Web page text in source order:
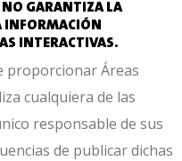
NO GARANTIZA LA
INFORMACIÓN
INTERACTIVAS.
proporcionar Áreas
cualquiera de las
responsable de sus
de publicar dichas